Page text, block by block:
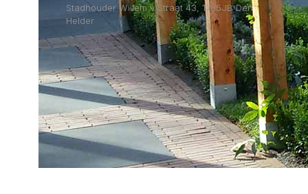
Stadhouder Willem v Straat 43, 1785JB Den
Helder